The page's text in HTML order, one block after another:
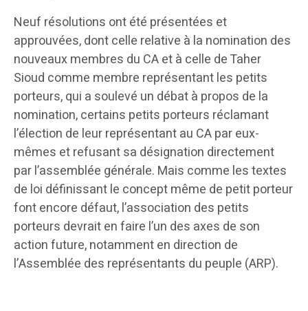
Neuf résolutions ont été présentées et
approuvées, dont celle relative à la nomination des
nouveaux membres du CA et à celle de Taher
Sioud comme membre représentant les petits
porteurs, qui a soulevé un débat à propos de la
nomination, certains petits porteurs réclamant
l’élection de leur représentant au CA par eux-
mêmes et refusant sa désignation directement
par l’assemblée générale. Mais comme les textes
de loi définissant le concept même de petit porteur
font encore défaut, l’association des petits
porteurs devrait en faire l’un des axes de son
action future, notamment en direction de
l’Assemblée des représentants du peuple (ARP).